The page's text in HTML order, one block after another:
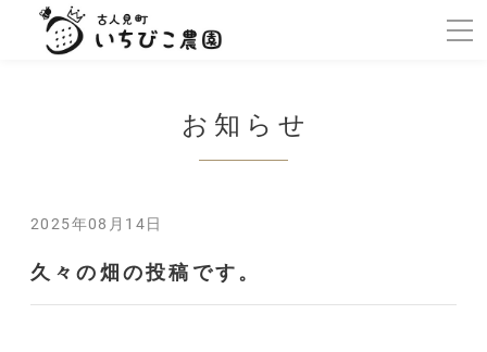
お知らせ
2025年08月14日
久々の畑の投稿です。